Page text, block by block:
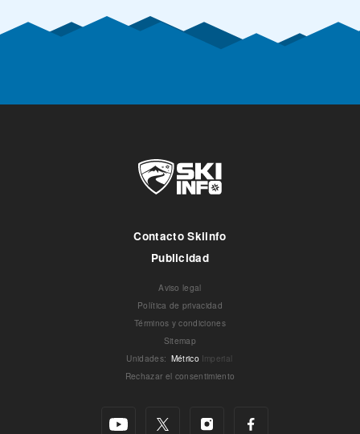
Contacto Skiinfo
Publicidad
Aviso legal
Política de privacidad
Términos y condiciones
Sitemap
Unidades: Métrico Imperial
Rechazar el consentimiento